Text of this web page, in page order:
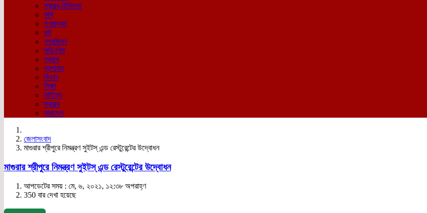
স্বাস্থ্য-চিকিৎসা
কৃষি
গণমাধ্যম
ধর্ম
নগরজিবন
নারি-শিশু
প্রবাস
প্রশাসন
ফিচার
শিক্ষা
সাহিত্য
স্বাস্থ্য
সারাদেশ
জেলাসংবাদ
মাগুরার শ্রীপুরে নিমন্ত্রণ সুইটস্ এন্ড রেস্টুরেন্টের উদ্বোধন
মাগুরার শ্রীপুরে নিমন্ত্রণ সুইটস্ এন্ড রেস্টুরেন্টের উদ্বোধন
আপডেটের সময় : মে, ৬, ২০২১, ১২:৩৮ অপরাহ্ণ
350 বার দেখা হয়েছে